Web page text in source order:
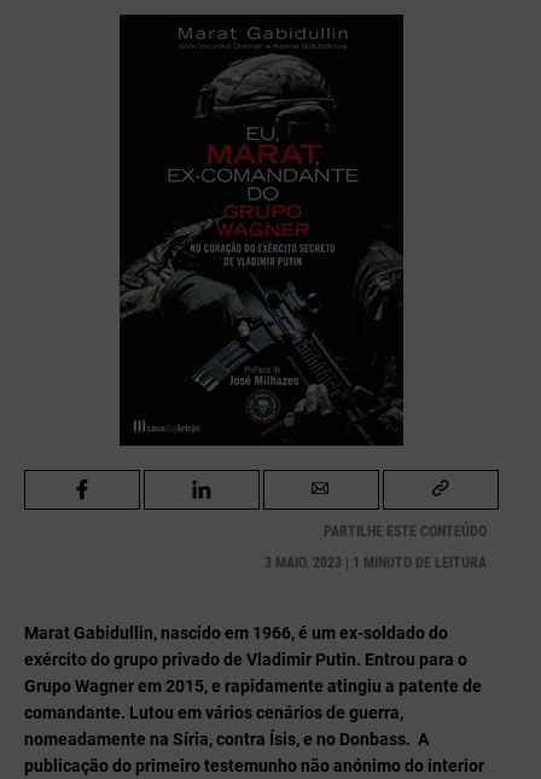
PARTILHE ESTE CONTEÚDO
3 MAIO, 2023 | 1 MINUTO DE LEITURA
Marat Gabidullin, nascido em 1966, é um ex-soldado do
exército do grupo privado de Vladimir Putin. Entrou para o
Grupo Wagner em 2015, e rapidamente atingiu a patente de
comandante. Lutou em vários cenários de guerra,
nomeadamente na Síria, contra Ísis, e no Donbass. A
publicação do primeiro testemunho não anónimo do interior